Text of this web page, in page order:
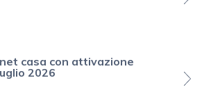
casa con attivazione
2026